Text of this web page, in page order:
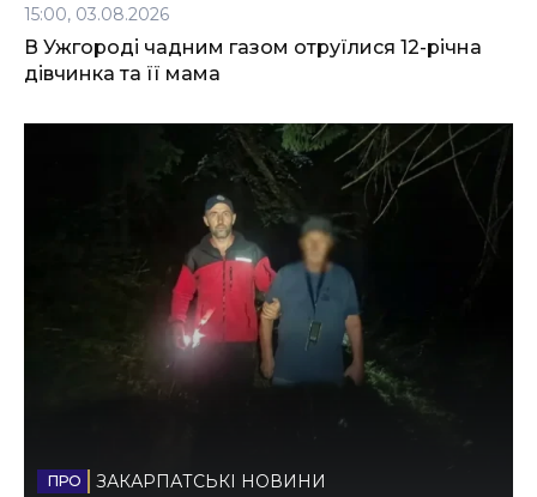
15:00, 03.08.2026
В Ужгороді чадним газом отруїлися 12-річна
дівчинка та її мама
ЗАКАРПАТСЬКІ НОВИНИ